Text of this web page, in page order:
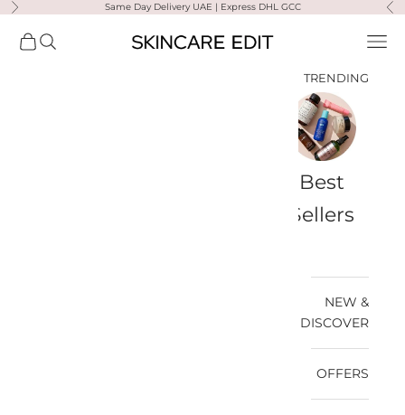
التخطي إلى المحتوى
السابق Same Day Delivery UAE | Express DHL GCC
Skincare Edit فتح قائمة التنقل فتح البحث
فتح
TRENDING
Best
Sellers
NEW &
DISCOVER
OFFERS